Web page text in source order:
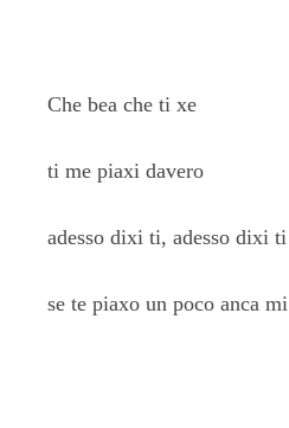
Che bea che ti xe
ti me piaxi davero
adesso dixi ti, adesso dixi ti
se te piaxo un poco anca mi